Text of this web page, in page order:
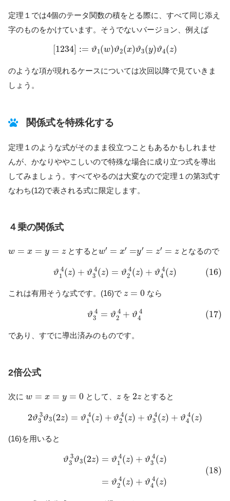
定理１では4個のテータ関数の積をとる際に、すべて同じ添え
字のものをかけています。そうでないバージョン、例えば
1234] := ϑ1(w)ϑ2(x)ϑ3(y)ϑ4(z)
[1234 ]:= ϑ1 (w)ϑ2 (x)ϑ3 (y)ϑ4 (z)
のような項が現れるケースについては次回以降で見ていきま
しょう。
関係式を特殊化する
定理１のような式がそのまま役立つこともあるかもしれませ
んが、かなりややこしいので特殊な場合に成り立つ式を導出
してみましょう。すべてやるのは大変なので定理１の第3式す
なわち(12)で表される式に限定します。
４乗の関係式
w = x = y = z
w =x =y =z とするとw′ = x′ =
′= y′ = z′ = z
′= z となるので
ϑ 4
1 (z) + ϑ 4
3 (z) = ϑ 4
2 (z) + ϑ 4
4 (z) (16)
(16)ϑ1 4 +ϑ 3 4 =ϑ 2 4 + ϑ 4 4
これは有用そうな式です。(16)で z = 0
z =0 なら
ϑ 4
3
= ϑ 4
2
+ ϑ 4
4
(17)
(17)ϑ3 =ϑ2 + ϑ
であり、すでに導出済みのものです。
2倍公式
次に w = x = y = 0
w =y 0 として、 z
zを 2z
2 zとすると
2ϑ 3
3 ϑ3(2z) = ϑ 4
1 (z) + ϑ 4
2 (z) + ϑ 4
3 (z) + ϑ 4
4 (z)
2 ϑ 3 3 ϑ3 2 ϑ 1 4( +ϑ2 4 +ϑ3 4 + ϑ 4 4
(16)を用いると
ϑ 3
3 ϑ3(2z) = ϑ 4
1 (z) + ϑ 4
3 (z)
= ϑ 4
2 (z) + ϑ 4
4 (z)
(18)
2 z = ϑ1 4 + ϑ 3 4 = ϑ 2 4